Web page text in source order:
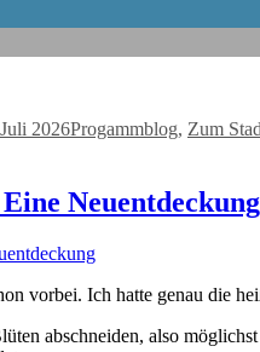
2026Progammblog, Zum
Neuentdeckung
vorbei. Ich hatte genau die
abschneiden, also